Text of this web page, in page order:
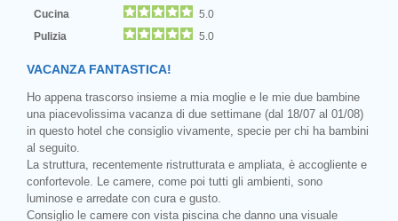
Cucina
5.0
Pulizia
5.0
VACANZA FANTASTICA!
Ho appena trascorso insieme a mia moglie e le mie due bambine
una piacevolissima vacanza di due settimane (dal 18/07 al 01/08)
in questo hotel che consiglio vivamente, specie per chi ha bambini
al seguito.
La struttura, recentemente ristrutturata e ampliata, è accogliente e
confortevole. Le camere, come poi tutti gli ambienti, sono
luminose e arredate con cura e gusto.
Consiglio le camere con vista piscina che danno una visuale